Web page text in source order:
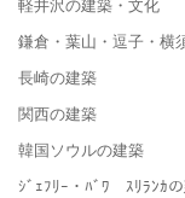
鎌倉・葉山・逗子・横
長崎の建築
関西の建築
韓国ソウルの建築
ｼﾞｪﾌﾘｰ・ﾊﾞﾜ ｽﾘﾗﾝｶ